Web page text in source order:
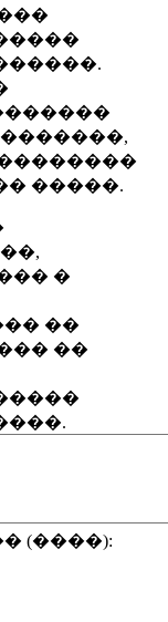
�����.
�
��
��
(����):